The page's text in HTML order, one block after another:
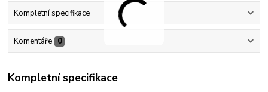
Kompletní specifikace
Komentáře 0
Kompletní specifikace